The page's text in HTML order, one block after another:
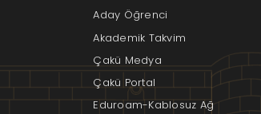
Aday Öğrenci
Akademik Takvim
Çakü Medya
Çakü Portal
Eduroam-Kablosuz Ağ